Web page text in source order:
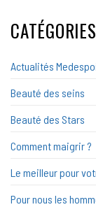
CATÉGORIES
Actualités
Beauté des seins
Beauté des Stars
Comment maigrir ?
Le meilleur pour
Pour nous les